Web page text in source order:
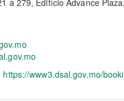
a 279, Edifício Advance
https://www3.dsal.gov.mo/